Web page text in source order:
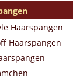
Haarspangen
Haarspangen